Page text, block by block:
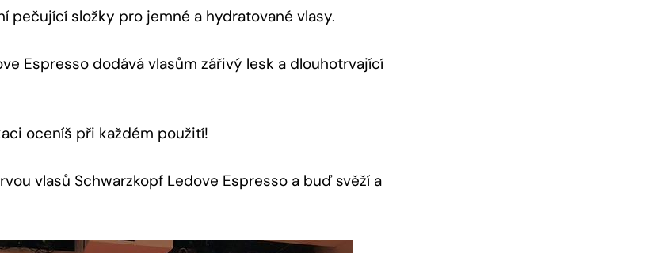
pečující složky ⁤pro jemné a hydratované vlasy.
Espresso ​dodává vlasům zářivý‍ lesk a dlouhotrvající
oceníš při ‍každém použití!
vlasů‍ Schwarzkopf Ledove Espresso a buď‍ svěží a